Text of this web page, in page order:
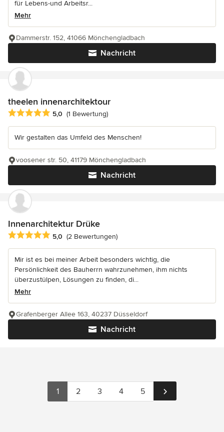
für Lebens-und Arbeitsr...
Mehr
Nachricht
Dammerstr. 152, 41066 Mönchengladbach
theelen innenarchitektour
Durchschnittliche Bewertung: 5 von 5 Sternen
5,0 (1 Bewertung)
Wir gestalten das Umfeld des Menschen!
Nachricht
voosener str. 50, 41179 Mönchengladbach
Innenarchitektur Drüke
Durchschnittliche Bewertung: 5 von 5 Sternen
5,0 (2 Bewertungen)
Mir ist es bei meiner Arbeit besonders wichtig, die
Persönlichkeit des Bauherrn wahrzunehmen, ihm nichts
überzustülpen, Lösungen zu finden, di...
Mehr
Nachricht
Grafenberger Allee 163, 40237 Düsseldorf
1 2 3 4 5